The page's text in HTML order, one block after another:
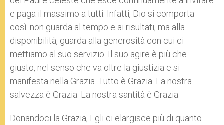
e paga il massimo a tutti. Infatti, Dio si comporta
così: non guarda al tempo e ai risultati, ma alla
disponibilità, guarda alla generosità con cui ci
mettiamo al suo servizio. Il suo agire è più che
giusto, nel senso che va oltre la giustizia e si
manifesta nella Grazia. Tutto è Grazia. La nostra
salvezza è Grazia. La nostra santità è Grazia.
Donandoci la Grazia, Egli ci elargisce più di quanto